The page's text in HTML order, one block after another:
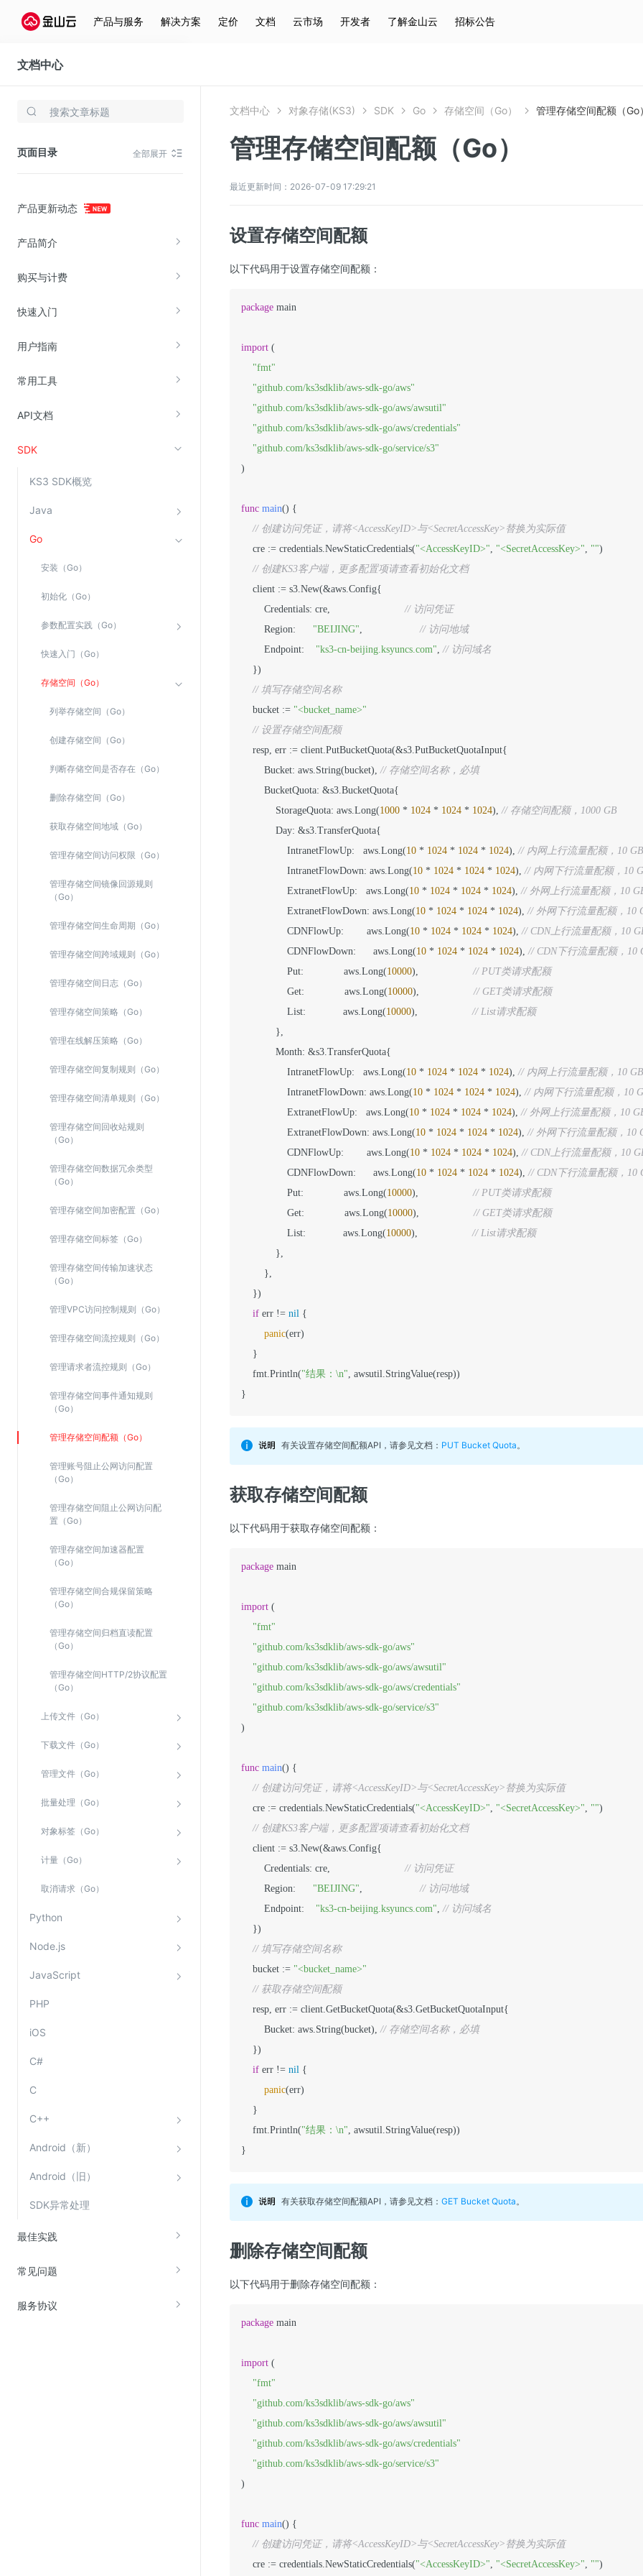
产品与服务 解决方案 定价 文档 云市场 开发者 了解金山云 招标公告
文档中心
对象存储(KS3)
页面目录 全部展开
产品更新动态
产品简介
购买与计费
快速入门
用户指南
常用工具
API文档
SDK
KS3 SDK概览
Java
Go
安装（Go）
初始化（Go）
参数配置实践（Go）
快速入门（Go）
存储空间（Go）
列举存储空间（Go）
创建存储空间（Go）
判断存储空间是否存在（Go）
删除存储空间（Go）
获取存储空间地域（Go）
管理存储空间访问权限（Go）
管理存储空间镜像回源规则
（Go）
管理存储空间生命周期（Go）
管理存储空间跨域规则（Go）
管理存储空间日志（Go）
管理存储空间策略（Go）
管理在线解压策略（Go）
管理存储空间复制规则（Go）
管理存储空间清单规则（Go）
管理存储空间回收站规则
（Go）
管理存储空间数据冗余类型
（Go）
管理存储空间加密配置（Go）
管理存储空间标签（Go）
管理存储空间传输加速状态
（Go）
管理VPC访问控制规则（Go）
管理存储空间流控规则（Go）
管理请求者流控规则（Go）
管理存储空间事件通知规则
（Go）
管理存储空间配额（Go）
管理账号阻止公网访问配置
（Go）
管理存储空间阻止公网访问配
置（Go）
管理存储空间加速器配置
（Go）
管理存储空间合规保留策略
（Go）
管理存储空间归档直读配置
（Go）
管理存储空间HTTP/2协议配置
（Go）
上传文件（Go）
下载文件（Go）
管理文件（Go）
批量处理（Go）
对象标签（Go）
计量（Go）
取消请求（Go）
Python
Node.js
JavaScript
PHP
iOS
C#
C
C++
Android（新）
Android（旧）
SDK异常处理
最佳实践
常见问题
服务协议
存储与云分发
云硬盘(EBS)
在线迁移服务
视频云服务
云直播(KLS)
边缘节点计算
金山云云防火墙
大模型应用防火墙
高防IP(KAD)
DDoS原生高防
SSL证书管理
云安全中心
合规性
资质认证
文档中心 对象存储(KS3) SDK Go 存储空间（Go） 管理存储空间配额（Go）
管理存储空间配额（Go）
最近更新时间：2026-07-09 17:29:21
设置存储空间配额
以下代码用于设置存储空间配额：
package main
import (
"fmt"
"github.com/ks3sdklib/aws-sdk-go/aws"
"github.com/ks3sdklib/aws-sdk-go/aws/awsutil"
"github.com/ks3sdklib/aws-sdk-go/aws/credentials"
"github.com/ks3sdklib/aws-sdk-go/service/s3"
)
func main() {
// 创建访问凭证，请将<AccessKeyID>与<SecretAccessKey>替换为实际值
    cre := credentials.NewStaticCredentials(
"<AccessKeyID>", "<SecretAccessKey>", "")
// 创建KS3客户端，更多配置项请查看初始化文档
    client := s3.New(&aws.Config{
        Credentials: cre,
// 访问凭证
        Region:
"BEIJING", // 访问地域
        Endpoint:
"ks3-cn-beijing.ksyuncs.com", // 访问域名
    })
// 填写存储空间名称
    bucket :=
"<bucket_name>"
// 设置存储空间配额
    resp, err := client.PutBucketQuota(&s3.PutBucketQuotaInput{
        Bucket: aws.String(bucket),
// 存储空间名称，必填
        BucketQuota: &s3.BucketQuota{
            StorageQuota: aws.Long(
1000 * 1024 * 1024 * 1024), // 存储空间配额，1000 GB
            Day: &s3.TransferQuota{
                IntranetFlowUp:   aws.Long(
10 * 1024 * 1024 * 1024), // 内网上行流量配额，10 GB
                IntranetFlowDown: aws.Long(
10 * 1024 * 1024 * 1024), // 内网下行流量配额，10
                ExtranetFlowUp:   aws.Long(
10 * 1024 * 1024 * 1024), // 外网上行流量配额，10
                ExtranetFlowDown: aws.Long(
10 * 1024 * 1024 * 1024), // 外网下行流量配额，10
                CDNFlowUp:        aws.Long(
10 * 1024 * 1024 * 1024), // CDN上行流量配额，10
                CDNFlowDown:      aws.Long(
10 * 1024 * 1024 * 1024), // CDN下行流量配额，10
                Put:              aws.Long(
10000), // PUT类请求配额
                Get:              aws.Long(
10000), // GET类请求配额
                List:             aws.Long(
10000), // List请求配额
            },
            Month: &s3.TransferQuota{
                IntranetFlowUp:   aws.Long(
10 * 1024 * 1024 * 1024), // 内网上行流量配额，10 GB
                IntranetFlowDown: aws.Long(
10 * 1024 * 1024 * 1024), // 内网下行流量配额，10
                ExtranetFlowUp:   aws.Long(
10 * 1024 * 1024 * 1024), // 外网上行流量配额，10
                ExtranetFlowDown: aws.Long(
10 * 1024 * 1024 * 1024), // 外网下行流量配额，10
                CDNFlowUp:        aws.Long(
10 * 1024 * 1024 * 1024), // CDN上行流量配额，10
                CDNFlowDown:      aws.Long(
10 * 1024 * 1024 * 1024), // CDN下行流量配额，10
                Put:              aws.Long(
10000), // PUT类请求配额
                Get:              aws.Long(
10000), // GET类请求配额
                List:             aws.Long(
10000), // List请求配额
            },
        },
    })
if err != nil {
panic(err)
    }
    fmt.Println(
"结果：\n", awsutil.StringValue(resp))
}
有关设置存储空间配额API，请参见文档： PUT Bucket Quota。
获取存储空间配额
以下代码用于获取存储空间配额：
package main
import (
"fmt"
"github.com/ks3sdklib/aws-sdk-go/aws"
"github.com/ks3sdklib/aws-sdk-go/aws/awsutil"
"github.com/ks3sdklib/aws-sdk-go/aws/credentials"
"github.com/ks3sdklib/aws-sdk-go/service/s3"
)
func main() {
// 创建访问凭证，请将<AccessKeyID>与<SecretAccessKey>替换为实际值
    cre := credentials.NewStaticCredentials(
"<AccessKeyID>", "<SecretAccessKey>", "")
// 创建KS3客户端，更多配置项请查看初始化文档
    client := s3.New(&aws.Config{
        Credentials: cre,
// 访问凭证
        Region:
"BEIJING", // 访问地域
        Endpoint:
"ks3-cn-beijing.ksyuncs.com", // 访问域名
    })
// 填写存储空间名称
    bucket :=
"<bucket_name>"
// 获取存储空间配额
    resp, err := client.GetBucketQuota(&s3.GetBucketQuotaInput{
        Bucket: aws.String(bucket),
// 存储空间名称，必填
    })
if err != nil {
panic(err)
    }
    fmt.Println(
"结果：\n", awsutil.StringValue(resp))
}
有关获取存储空间配额API，请参见文档： GET Bucket Quota。
删除存储空间配额
以下代码用于删除存储空间配额：
package main
import (
"fmt"
"github.com/ks3sdklib/aws-sdk-go/aws"
"github.com/ks3sdklib/aws-sdk-go/aws/awsutil"
"github.com/ks3sdklib/aws-sdk-go/aws/credentials"
"github.com/ks3sdklib/aws-sdk-go/service/s3"
)
func main() {
// 创建访问凭证，请将<AccessKeyID>与<SecretAccessKey>替换为实际值
    cre := credentials.NewStaticCredentials(
"<AccessKeyID>", "<SecretAccessKey>", "")